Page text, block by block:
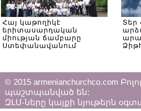
Հայ կաթողիկէ
երիտասարդական
միության ճամբարը
Ստեփանավանում
Տեր
© 2015 armenianchurchco.com
պաշտպանված են:
ԶԼՄ-ները կայքի նյութերն